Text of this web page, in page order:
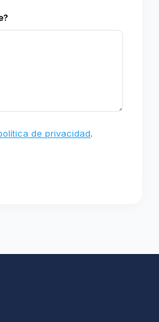
de privacidad.